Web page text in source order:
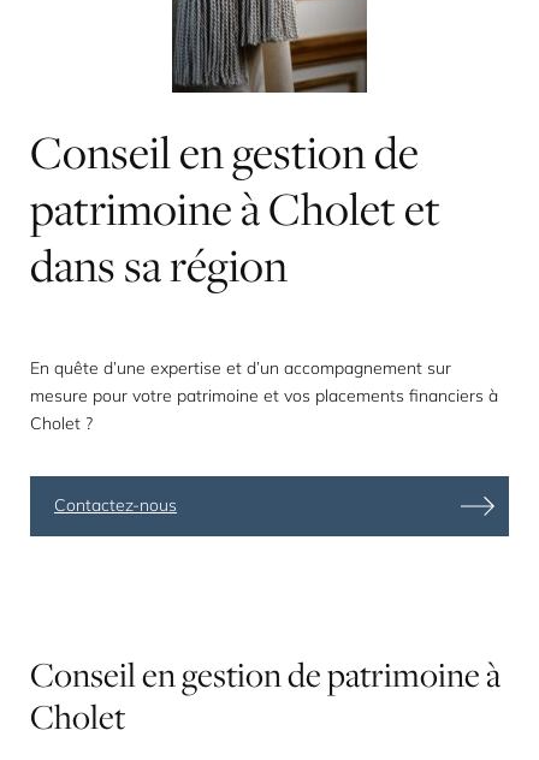
Conseilengestionde
patrimoineàCholetet
danssarégion
En quête d’une expertise et d’un accompagnement sur
mesure pour votre patrimoine et vos placements financiers à
Cholet ?
Contactez-nous
Conseilengestiondepatrimoineà
Cholet